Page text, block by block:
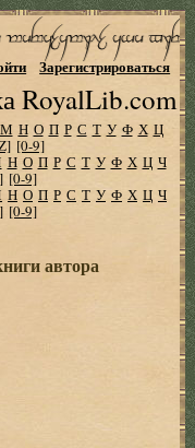
RoyalLib.com
Зарегистрироваться
М Н О П Р С Т У Ф Х Ц
[0-9]
Н О П Р С Т У Ф Х Ц Ч
[0-9]
Н О П Р С Т У Ф Х Ц Ч
[0-9]
автора